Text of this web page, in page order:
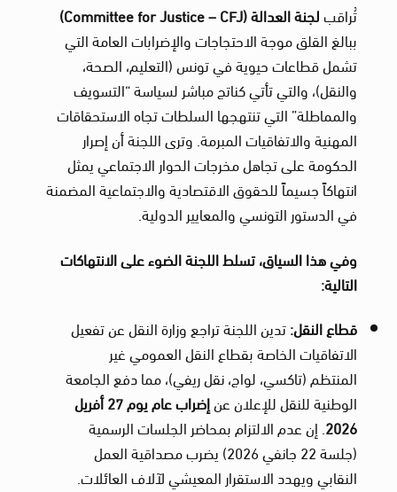
تُراقبلجنة العدالة(Committee for Justice – CFJ)
ببالغ القلق موجة الاحتجاجات والإضرابات العامة التي
تشمل قطاعات حيوية في تونس (التعليم، الصحة،
والنقل)، والتي تأتي كناتج مباشر لسياسة “التسويف
والمماطلة” التي تنتهجها السلطات تجاه الاستحقاقات
المهنية والاتفاقيات المبرمة. وترى اللجنة أن إصرار
الحكومة على تجاهل مخرجات الحوار الاجتماعي يمثل
انتهاكاً جسيماً للحقوق الاقتصادية والاجتماعية المضمنة
في الدستور التونسي والمعايير الدولية.
وفي هذا السياق، تسلط اللجنة الضوء على الانتهاكات
التالية:
قطاع النقل:تدين اللجنة تراجع وزارة النقل عن تفعيل
الاتفاقيات الخاصة بقطاع النقل العمومي غير
المنتظم (تاكسي، لواج، نقل ريفي)، مما دفع الجامعة
الوطنية للنقل للإعلان عن
إضراب عام يوم 27 أفريل
2026. إن عدم الالتزام بمحاضر الجلسات الرسمية
(جلسة 22 جانفي 2026) يضرب مصداقية العمل
النقابي ويهدد الاستقرار المعيشي لآلاف العائلات.